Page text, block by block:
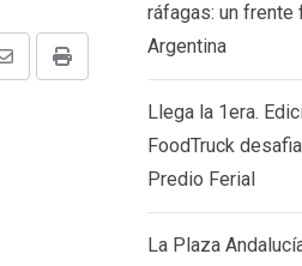
Print
Share
ráfagas: un frente
Argentina
Llega la 1era.
FoodTruck
Predio Ferial
La Plaza